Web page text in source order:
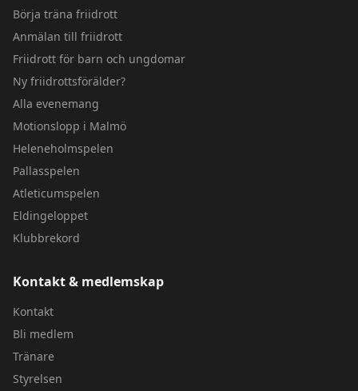
Börja träna friidrott
Anmälan till friidrott
Friidrott för barn och ungdomar
Ny friidrottsförälder?
Alla evenemang
Motionslopp i Malmö
Heleneholmspelen
Pallasspelen
Atleticumspelen
Eldingeloppet
Klubbrekord
Kontakt & medlemskap
Kontakt
Bli medlem
Tränare
Styrelsen